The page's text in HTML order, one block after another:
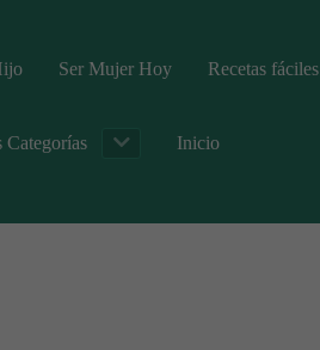
Ser Mujer Hoy Recetas fáciles
Categorías Inicio